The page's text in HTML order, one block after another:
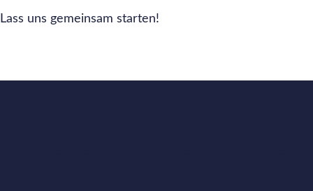
Lass uns gemeinsam starten!